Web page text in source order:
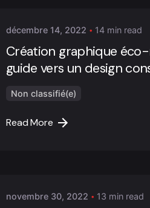
décembre 14, 2022 14 min read
Création graphique
guide vers un design
Non classifié(e)
Read More
novembre 30, 2022 13 min read